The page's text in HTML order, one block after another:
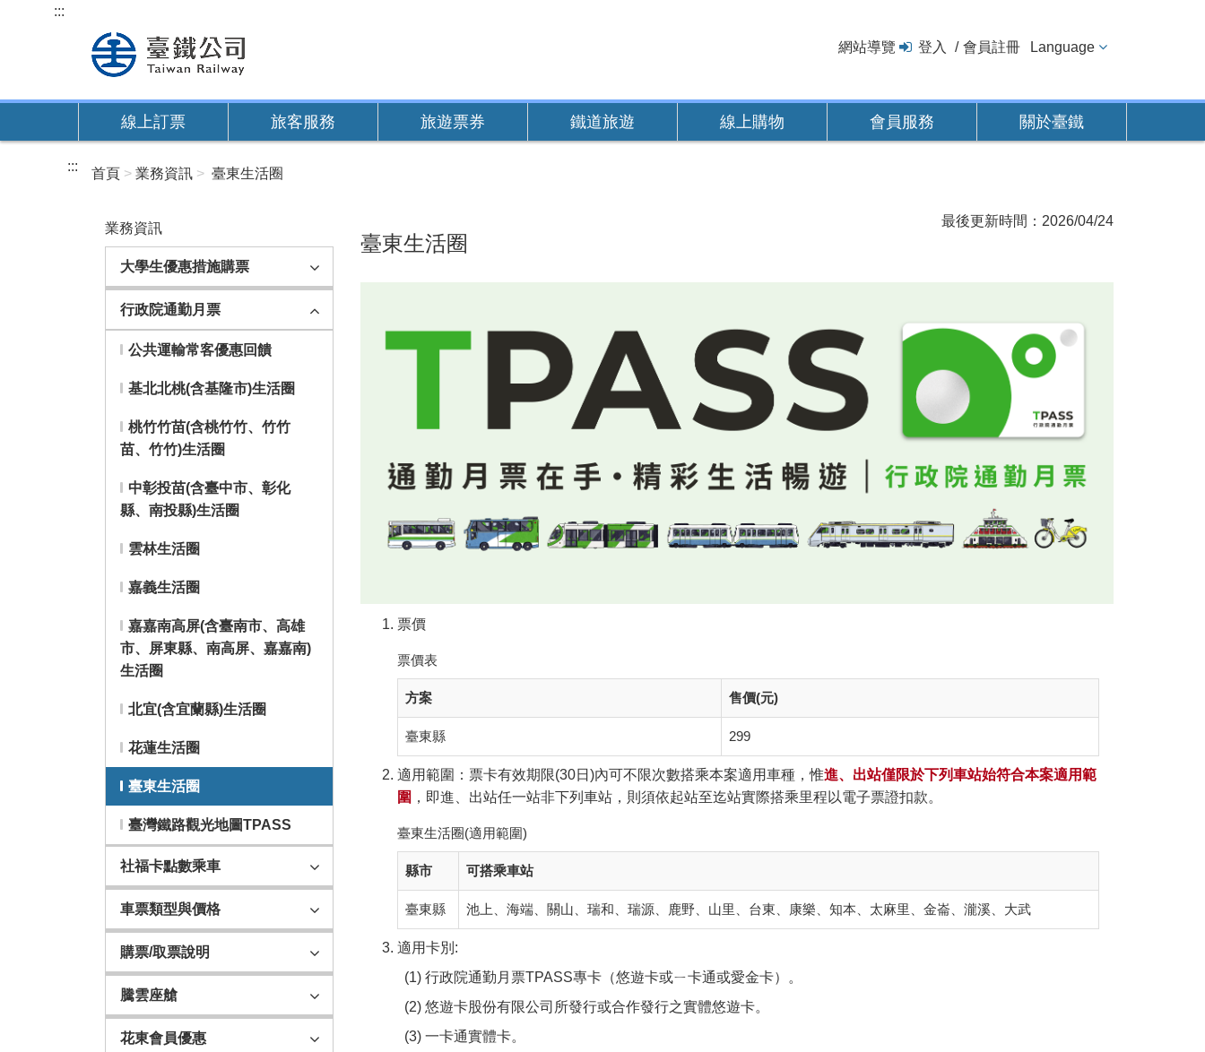
內
:::
網站導覽 登入 會員註冊 Language
線上訂票 旅客服務 旅遊票券 鐵道旅遊 線上購物 會員服務 關於臺鐵
::: 首頁 業務資訊 臺東生活圈
業務資訊
大學生優惠措施購票
行政院通勤月票
公共運輸常客優惠回饋
基北北桃(含基隆市)生活圈
桃竹竹苗(含桃竹竹、竹竹
苗、竹竹)生活圈
中彰投苗(含臺中市、彰化
縣、南投縣)生活圈
雲林生活圈
嘉義生活圈
嘉嘉南高屏(含臺南市、高雄
市、屏東縣、南高屏、嘉嘉南)
生活圈
北宜(含宜蘭縣)生活圈
花蓮生活圈
臺東生活圈
臺灣鐵路觀光地圖TPASS
社福卡點數乘車
車票類型與價格
購票/取票說明
騰雲座艙
花東會員優惠
臺東生活圈
最後更新時間：2026/04/24
票價
票價表
方案 售價(元)
臺東縣 299
適用範圍：票卡有效期限(30日)內可不限次數搭乘本案適用車種，惟進、出站僅限於下列車站始符合本案適用範
圍 ，即進、出站任一站非下列車站，則須依起站至迄站實際搭乘里程以電子票證扣款。
臺東生活圈(適用範圍)
縣市 可搭乘車站
臺東縣 池上、海端、關山、瑞和、瑞源、鹿野、山里、台東、康樂、知本、太麻里、金崙、瀧溪、大武
適用卡別:
行政院通勤月票TPASS專卡（悠遊卡或ㄧ卡通或愛金卡）。
悠遊卡股份有限公司所發行或合作發行之實體悠遊卡。
一卡通實體卡。